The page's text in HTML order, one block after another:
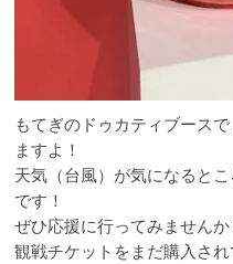
もてぎのドゥカティブース
ますよ！
天気（台風）が気になると
です！
ぜひ応援に行ってみませんか
観戦チケットをまだ購入さ